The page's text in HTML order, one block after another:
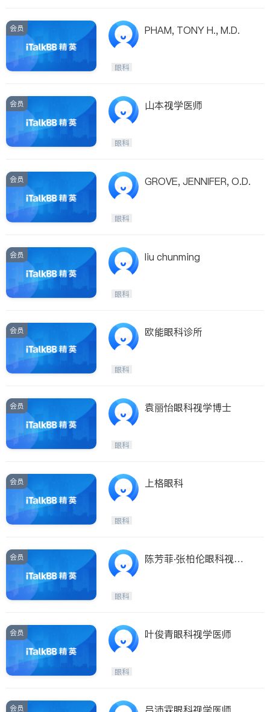
会员 PHAM, TONY H., M.D.
眼科
会员 山本视学医师
眼科
会员 GROVE, JENNIFER, O.D.
眼科
会员 liu chunming
眼科
会员 欧能眼科诊所
眼科
会员 袁丽怡眼科视学博士
眼科
会员 上格眼科
眼科
会员
陈芳菲‧张柏伦眼科视学
眼科
会员 叶俊青眼科视学医师
眼科
会员